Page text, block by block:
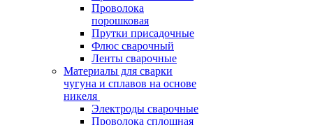
Проволока
порошковая
Прутки присадочные
Флюс сварочный
Ленты сварочные
Материалы для сварки
чугуна и сплавов на основе
никеля
Электроды сварочные
Проволока сплошная